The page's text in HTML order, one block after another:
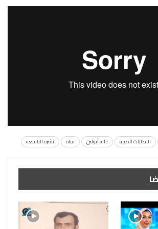
النظارات الطبية دانة أبولبن قناة نشرة التاسعة